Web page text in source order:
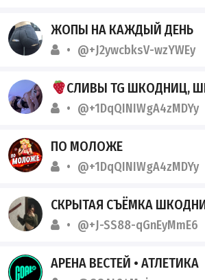
ЖОПЫ НА КАЖДЫЙ ДЕНЬ
@+J2ywcbksV-wzYWEy
СЛИВЫ TG ШКОДНИЦ,
@+1DqQINIWgA4zMDYy
ПО МОЛОЖЕ
@+1DqQINIWgA4zMDYy
СКРЫТАЯ СЪЁМКА ШКОДНИЦ С
@+J-SS88-qGnEyMmE6
АРЕНА ВЕСТЕЙ • АТЛЕТИКА